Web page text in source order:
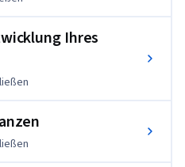
zur Begutachtung und zum
"Sponsored by CalArts"
Kurs und die
sie sich über das
ist.
Ihres